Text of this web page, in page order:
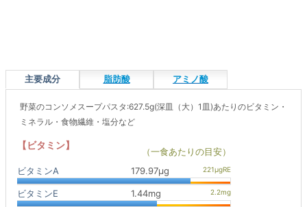
主要成分 脂肪酸 アミノ酸
野菜のコンソメスープパスタ:627.5g(深皿（大）1皿)あたりのビタミン・
ミネラル・食物繊維・塩分など
【ビタミン】
（一食あたりの目安）
ビタミンA
179.97μg
ビタミンE 1.44mg